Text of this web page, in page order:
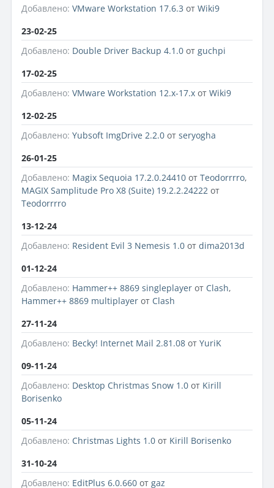
Добавлено: VMware Workstation 17.6.3 от Wiki9
23-02-25
Добавлено: Double Driver Backup 4.1.0 от guchpi
17-02-25
Добавлено: VMware Workstation 12.x-17.x от Wiki9
12-02-25
Добавлено: Yubsoft ImgDrive 2.2.0 от seryogha
26-01-25
Добавлено: Magix Sequoia 17.2.0.24410 от Teodorrrro,
MAGIX Samplitude Pro X8 (Suite) 19.2.2.24222 от
Teodorrrro
13-12-24
Добавлено: Resident Evil 3 Nemesis 1.0 от dima2013d
01-12-24
Добавлено: Hammer++ 8869 singleplayer от Clash,
Hammer++ 8869 multiplayer от Clash
27-11-24
Добавлено: Becky! Internet Mail 2.81.08 от YuriK
09-11-24
Добавлено: Desktop Christmas Snow 1.0 от Kirill
Borisenko
05-11-24
Добавлено: Christmas Lights 1.0 от Kirill Borisenko
31-10-24
Добавлено: EditPlus 6.0.660 от gaz